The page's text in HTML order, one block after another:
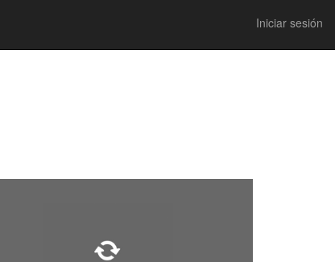
Iniciar sesión